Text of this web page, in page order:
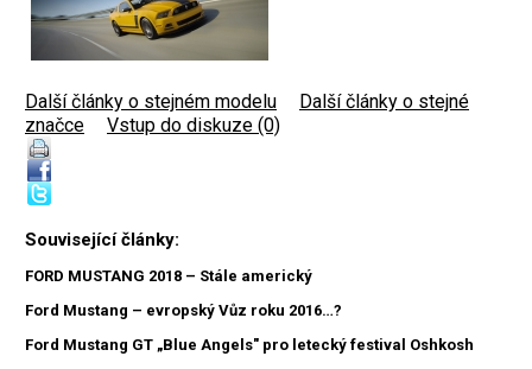
Další články o stejném modelu
Další články o stejné
značce
Vstup do diskuze (0)
Související články:
FORD MUSTANG 2018 – Stále americký
Ford Mustang – evropský Vůz roku 2016…?
Ford Mustang GT „Blue Angels" pro letecký festival Oshkosh